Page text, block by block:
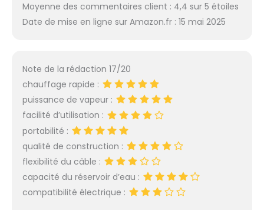
Moyenne des commentaires client : 4,4 sur 5 étoiles
Date de mise en ligne sur Amazon.fr : 15 mai 2025
Note de la rédaction 17/20
chauffage rapide :
puissance de vapeur :
facilité d’utilisation :
portabilité :
qualité de construction :
flexibilité du câble :
capacité du réservoir d’eau :
compatibilité électrique :